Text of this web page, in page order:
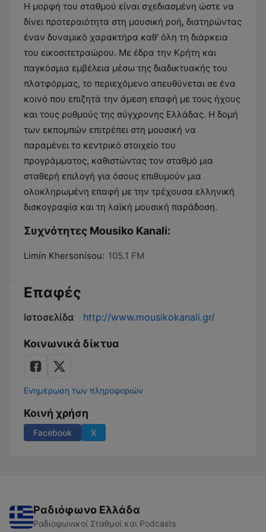
Η μορφή του σταθμού είναι σχεδιασμένη ώστε να
δίνει προτεραιότητα στη μουσική ροή, διατηρώντας
έναν δυναμικό χαρακτήρα καθ' όλη τη διάρκεια
του εικοσιτετραώρου. Με έδρα την Κρήτη και
παγκόσμια εμβέλεια μέσω της διαδικτυακής του
πλατφόρμας, το περιεχόμενο απευθύνεται σε ένα
κοινό που επιζητά την άμεση επαφή με τους ήχους
και τους ρυθμούς της σύγχρονης Ελλάδας. Η δομή
των εκπομπών επιτρέπει στη μουσική να
παραμένει το κεντρικό στοιχείο του
προγράμματος, καθιστώντας τον σταθμό μια
σταθερή επιλογή για όσους επιθυμούν μια
ολοκληρωμένη επαφή με την τρέχουσα ελληνική
δισκογραφία και τη λαϊκή μουσική παράδοση.
Συχνότητες Mousiko Kanali:
Limín Khersonísou: 105.1 FM
Επαφές
Ιστοσελίδα http://www.mousikokanali.gr/
Κοινωνικά δίκτυα
Ενημέρωση των πληροφοριών
Κοινή χρήση
Facebook X
Ραδιόφωνο Ελλάδα
Ραδιοφωνικοί Σταθμοί και Podcasts